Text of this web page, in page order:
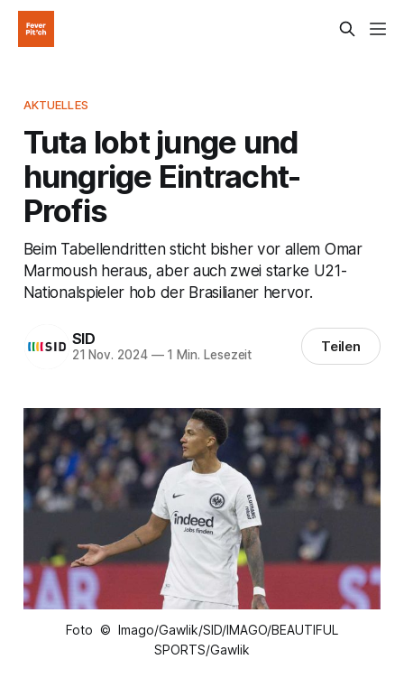
AKTUELLES
Tuta lobt junge und
hungrige Eintracht-
Profis
Beim Tabellendritten sticht bisher vor allem Omar
Marmoush heraus, aber auch zwei starke U21-
Nationalspieler hob der Brasilianer hervor.
SID
21 Nov. 2024 —1 Min. Lesezeit Teilen
Foto © Imago/Gawlik/SID/IMAGO/BEAUTIFUL
SPORTS/Gawlik